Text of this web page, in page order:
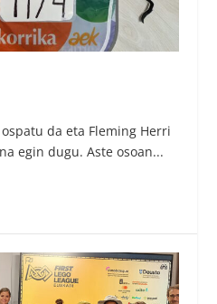
da eta Fleming Herri
egin dugu. Aste osoan...